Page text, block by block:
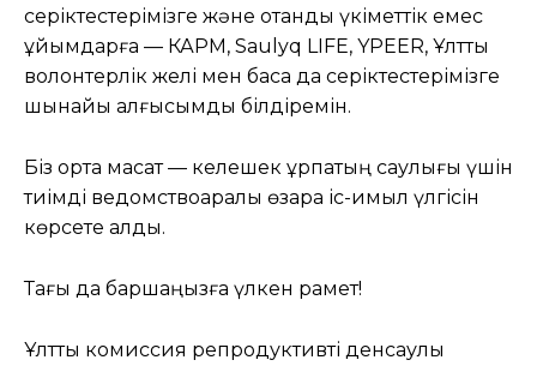
серіктестерімізге және отандық үкіметтік емес
ұйымдарға — КАРМ, Saulyq LIFE, YPEER, Ұлттық
волонтерлік желі мен басқа да серіктестерімізге
шынайы алғысымды білдіремін.
Біз ортақ мақсат — келешек ұрпақтың саулығы үшін
тиімді ведомствоаралық өзара іс-қимыл үлгісін
көрсете алдық.
Тағы да баршаңызға үлкен рақмет!
Ұлттық комиссия репродуктивті денсаулық